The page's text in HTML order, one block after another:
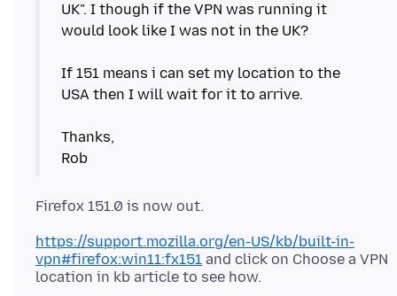
UK". I though if the VPN was running it
would look like I was not in the UK?
If 151 means i can set my location to the
USA then I will wait for it to arrive.
Thanks,
https://support.mozilla.org/en-US/kb/built-in-
vpn#firefox:win11:fx151 and click on Choose a VPN